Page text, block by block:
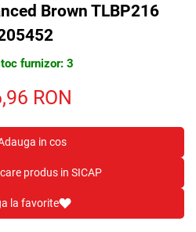
Brown TLBP216
furnizor: 3
RON
in cos
produs in SICAP
la favorite